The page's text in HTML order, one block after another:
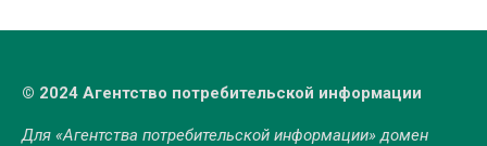
© 2024 Агентство потребительской информации
Для «Агентства потребительской информации» домен